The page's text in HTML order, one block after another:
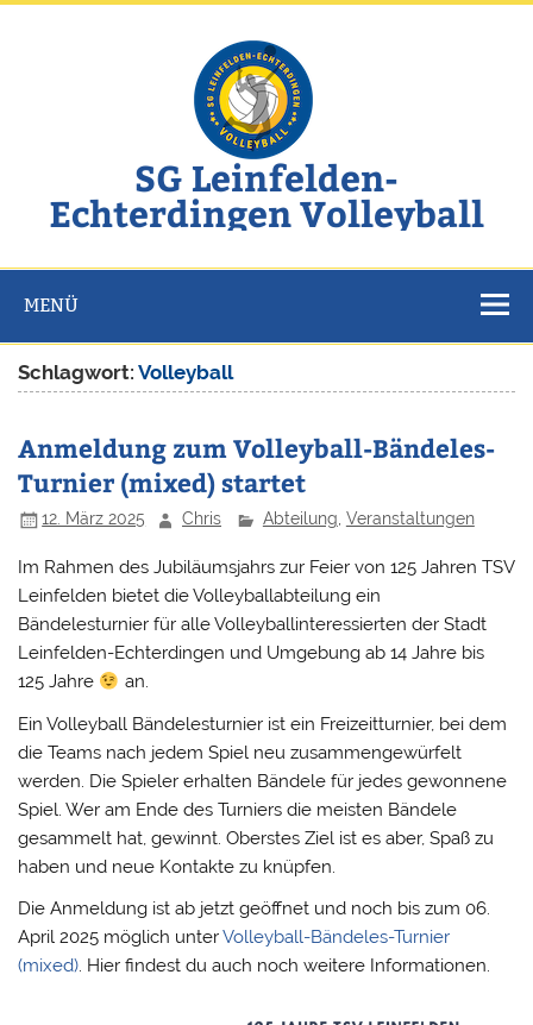
Zum
SG Leinfelden-
Echterdingen Volleyball
MENÜ
Schlagwort:Volleyball
Anmeldung zum Volleyball-Bändeles-
Turnier (mixed) startet
12. März 2025 Chris Abteilung, Veranstaltungen
Im Rahmen des Jubiläumsjahrs zur Feier von 125 Jahren TSV
Leinfelden bietet die Volleyballabteilung ein
Bändelesturnier für alle Volleyballinteressierten der Stadt
Leinfelden-Echterdingen und Umgebung ab 14 Jahre bis
125 Jahre
an.
Ein Volleyball Bändelesturnier ist ein Freizeitturnier, bei dem
die Teams nach jedem Spiel neu zusammengewürfelt
werden. Die Spieler erhalten Bändele für jedes gewonnene
Spiel. Wer am Ende des Turniers die meisten Bändele
gesammelt hat, gewinnt. Oberstes Ziel ist es aber, Spaß zu
haben und neue Kontakte zu knüpfen.
Die Anmeldung ist ab jetzt geöffnet und noch bis zum 06.
April 2025 möglich unterVolleyball-Bändeles-Turnier
(mixed). Hier findest du auch noch weitere Informationen.